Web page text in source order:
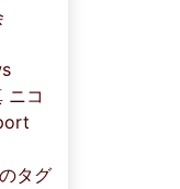
ニコ
タグ